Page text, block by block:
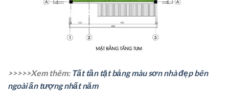
>>>>>Xem thêm: Tất tần tật bảng màu sơn nhà đẹp bên
ngoài ấn tượng nhất năm